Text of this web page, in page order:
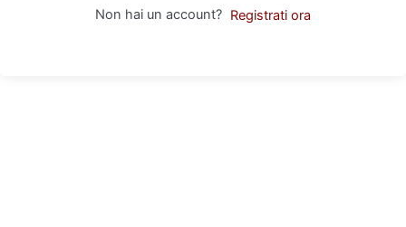
Non hai un account? Registrati ora